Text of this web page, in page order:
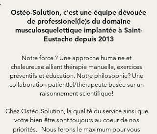
Ostéo-Solution, c'est une équipe dévouée
de professionel(le)s du domaine
musculosquelettique implantée à Saint-
Eustache depuis 2013
Notre force ? Une approche humaine et
chaleureuse alliant thérapie manuelle, exercices
préventifs et éducation. Notre philosophie? Une
collaboration patient(e)/thérapeute basée sur un
raisonnement scientifique!
Chez Ostéo-Solution, la qualité du service ainsi que
votre bien-être sont toujours au coeur de nos
priorités.
Nous ferons le maximum pour vous